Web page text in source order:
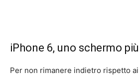
iPhone 6, uno schermo
Per non rimanere indietro rispetto